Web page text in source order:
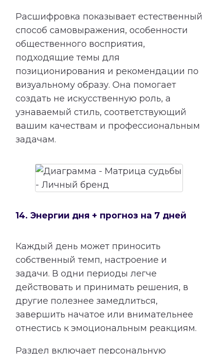
Расшифровка показывает естественный
способ самовыражения, особенности
общественного восприятия,
подходящие темы для
позиционирования и рекомендации по
визуальному образу. Она помогает
создать не искусственную роль, а
узнаваемый стиль, соответствующий
вашим качествам и профессиональным
задачам.
14. Энергии дня + прогноз на 7 дней
Каждый день может приносить
собственный темп, настроение и
задачи. В одни периоды легче
действовать и принимать решения, в
другие полезнее замедлиться,
завершить начатое или внимательнее
отнестись к эмоциональным реакциям.
Раздел включает персональную